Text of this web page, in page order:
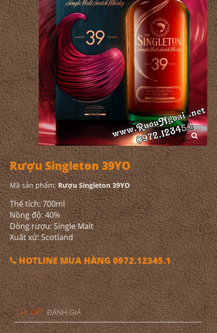
Rượu Singleton 39YO
Mã sản phẩm:Rượu Singleton 39YO
Thể tích: 700ml
Nồng độ: 40%
Dòng rượu: Single Malt
Xuất xứ: Scotland
HOTLINE MUA HÀNG 0972.12345.1
CHI TIẾT ĐÁNH GIÁ